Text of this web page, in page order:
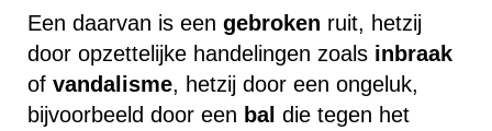
Een daarvan is een gebroken ruit, hetzij
door opzettelijke handelingen zoals inbraak
of vandalisme, hetzij door een ongeluk,
bijvoorbeeld door een bal die tegen het